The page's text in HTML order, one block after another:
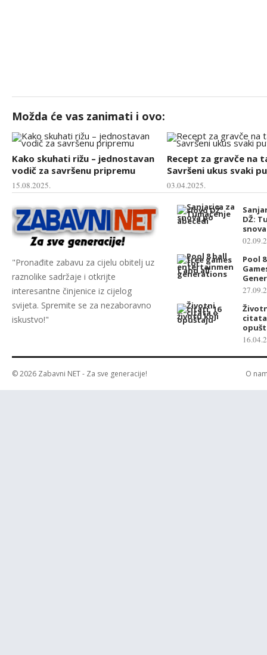
Možda će vas zanimati i ovo:
Kako skuhati rižu – jednostavan
vodič za savršenu pripremu
15.08.2025.
Recept za gravče na
Savršeni ukus svaki
03.04.2025.
"Pronađite zabavu za cijelu obitelj uz
raznolike sadržaje i otkrijte
interesantne činjenice iz cijelog
svijeta. Spremite se za nezaboravno
iskustvo!"
DŽ:
Pool
© 2026 Zabavni NET- Za sve generacije! O